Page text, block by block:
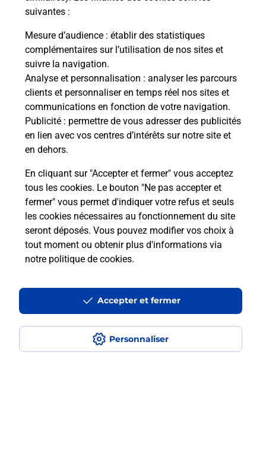
suivantes :
Mesure d’audience : établir des statistiques
complémentaires sur l’utilisation de nos sites et
suivre la navigation.
Analyse et personnalisation : analyser les parcours
clients et personnaliser en temps réel nos sites et
communications en fonction de votre navigation.
Publicité : permettre de vous adresser des publicités
en lien avec vos centres d’intérêts sur notre site et
en dehors.
En cliquant sur "Accepter et fermer" vous acceptez
tous les cookies. Le bouton "Ne pas accepter et
fermer" vous permet d'indiquer votre refus et seuls
les cookies nécessaires au fonctionnement du site
seront déposés. Vous pouvez modifier vos choix à
tout moment ou obtenir plus d'informations via
notre politique de cookies.
Personnaliser
Accepter et fermer
Recherchez un autre point de contact
Questions fréquemment posées
Quel réseau utilise La Poste Mobile ?
Est-ce que je peux garder mon
numéro de mobile gratuitement ?
Est-ce que je peux bénéficier de la 5G
avec La Poste Mobile ?
à l’étranger avec La Poste Mobile ?
smartphone Samsung en plusieurs
fois avec La Poste Mobile ?